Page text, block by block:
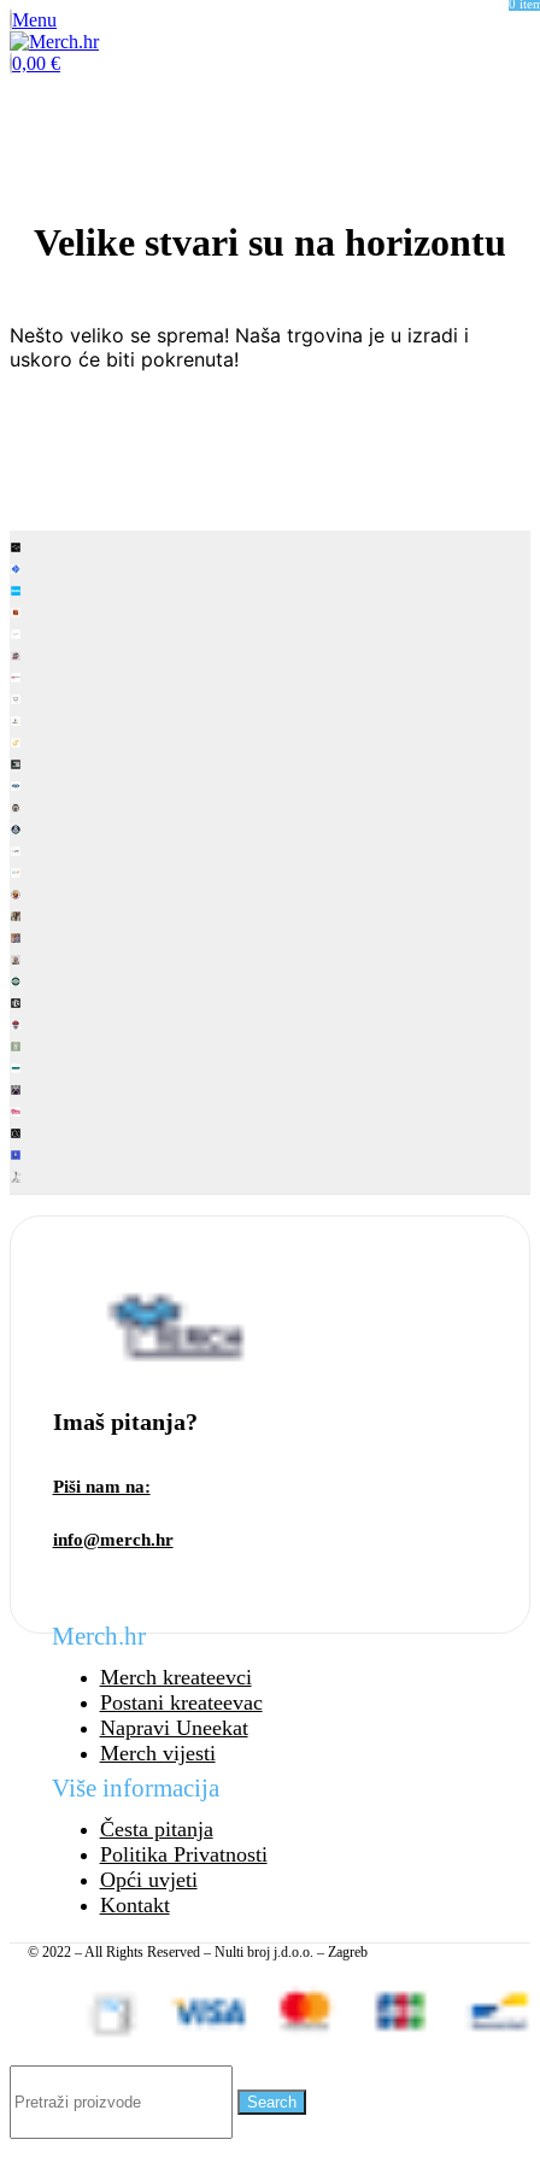
Menu
0
0,00 €
Velike stvari su na horizontu
Nešto veliko se sprema! Naša trgovina je u izradi i
uskoro će biti pokrenuta!
Imaš pitanja?
Piši nam na:
info@merch.hr
Merch.hr
Merch kreateevci
Postani kreateevac
Napravi Uneekat
Merch vijesti
Više informacija
Česta pitanja
Politika Privatnosti
Opći uvjeti
Kontakt
© 2022 – All Rights Reserved – Nulti broj j.d.o.o. – Zagreb
Search